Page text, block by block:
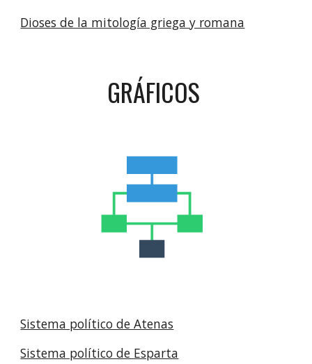
Dioses de la mitología griega y romana
GRÁFICOS
Sistema político de Atenas
Sistema político de Esparta